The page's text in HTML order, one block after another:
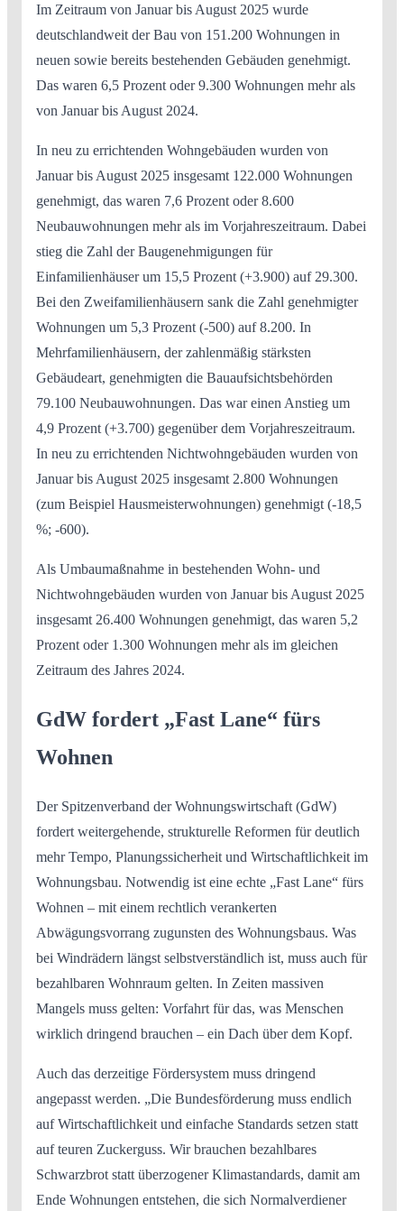
Im Zeitraum von Januar bis August 2025 wurde
deutschlandweit der Bau von 151.200 Wohnungen in
neuen sowie bereits bestehenden Gebäuden genehmigt.
Das waren 6,5 Prozent oder 9.300 Wohnungen mehr als
von Januar bis August 2024.
In neu zu errichtenden Wohngebäuden wurden von
Januar bis August 2025 insgesamt 122.000 Wohnungen
genehmigt, das waren 7,6 Prozent oder 8.600
Neubauwohnungen mehr als im Vorjahreszeitraum. Dabei
stieg die Zahl der Baugenehmigungen für
Einfamilienhäuser um 15,5 Prozent (+3.900) auf 29.300.
Bei den Zweifamilienhäusern sank die Zahl genehmigter
Wohnungen um 5,3 Prozent (-500) auf 8.200. In
Mehrfamilienhäusern, der zahlenmäßig stärksten
Gebäudeart, genehmigten die Bauaufsichtsbehörden
79.100 Neubauwohnungen. Das war einen Anstieg um
4,9 Prozent (+3.700) gegenüber dem Vorjahreszeitraum.
In neu zu errichtenden Nichtwohngebäuden wurden von
Januar bis August 2025 insgesamt 2.800 Wohnungen
(zum Beispiel Hausmeisterwohnungen) genehmigt (-18,5
%; -600).
Als Umbaumaßnahme in bestehenden Wohn- und
Nichtwohngebäuden wurden von Januar bis August 2025
insgesamt 26.400 Wohnungen genehmigt, das waren 5,2
Prozent oder 1.300 Wohnungen mehr als im gleichen
Zeitraum des Jahres 2024.
GdW fordert „Fast Lane“ fürs
Wohnen
Der Spitzenverband der Wohnungswirtschaft (GdW)
fordert weitergehende, strukturelle Reformen für deutlich
mehr Tempo, Planungssicherheit und Wirtschaftlichkeit im
Wohnungsbau. Notwendig ist eine echte „Fast Lane“ fürs
Wohnen – mit einem rechtlich verankerten
Abwägungsvorrang zugunsten des Wohnungsbaus. Was
bei Windrädern längst selbstverständlich ist, muss auch für
bezahlbaren Wohnraum gelten. In Zeiten massiven
Mangels muss gelten: Vorfahrt für das, was Menschen
wirklich dringend brauchen – ein Dach über dem Kopf.
Auch das derzeitige Fördersystem muss dringend
angepasst werden. „Die Bundesförderung muss endlich
auf Wirtschaftlichkeit und einfache Standards setzen statt
auf teuren Zuckerguss. Wir brauchen bezahlbares
Schwarzbrot statt überzogener Klimastandards, damit am
Ende Wohnungen entstehen, die sich Normalverdiener